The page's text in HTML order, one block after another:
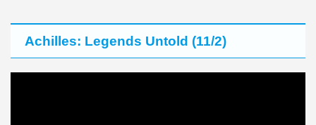
Achilles: Legends Untold (11/2)